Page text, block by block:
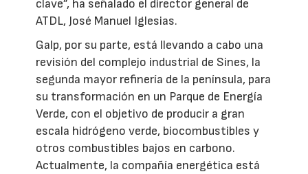
clave”, ha señalado el director general de
ATDL, José Manuel Iglesias.
Galp, por su parte, está llevando a cabo una
revisión del complejo industrial de Sines, la
segunda mayor refinería de la península, para
su transformación en un Parque de Energía
Verde, con el objetivo de producir a gran
escala hidrógeno verde, biocombustibles y
otros combustibles bajos en carbono.
Actualmente, la compañía energética está